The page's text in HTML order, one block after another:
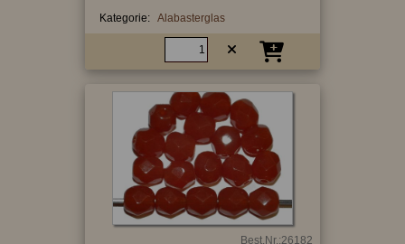
Kategorie: Alabasterglas
Best.Nr.:26182